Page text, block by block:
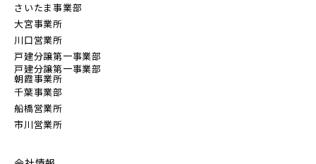
さいたま事業部
大宮事業所
川口営業所
戸建分譲第一事業部
戸建分譲第一事業部
朝霞事業所
千葉事業部
船橋営業所
市川営業所